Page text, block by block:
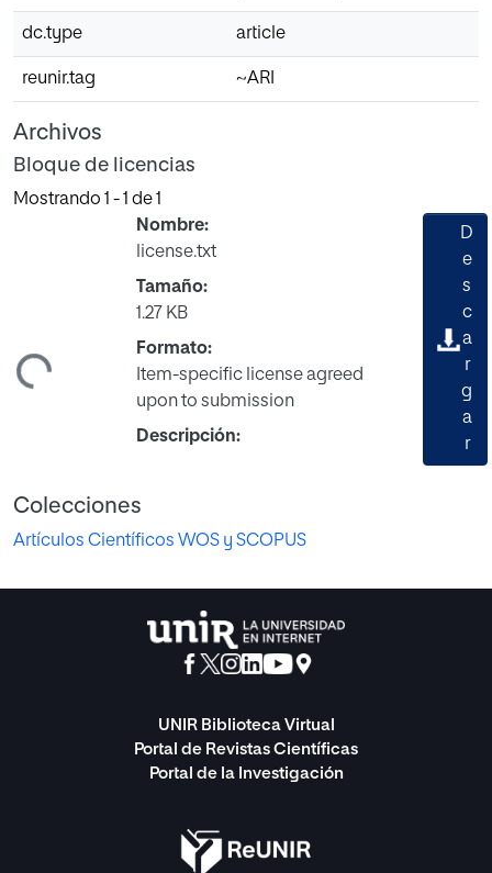
dc.type article
reunir.tag ~ARI
Archivos
Bloque de licencias
Mostrando 1 - 1 de 1
Nombre:
license.txt
Tamaño:
1.27 KB
Formato:
Item-specific license agreed
upon to submission
Descripción:
D
e
s
c
a
r
g
a
r
Colecciones
Artículos Científicos WOS y SCOPUS
UNIR Biblioteca Virtual
Portal de Revistas Científicas
Portal de la Investigación